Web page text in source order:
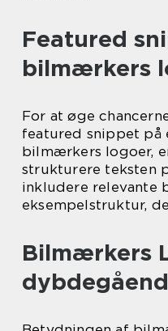
Featured
bilmærkers
For at øge
featured snippet på
bilmærkers logoer,
strukturere teksten
inkludere relevante
eksempelstruktur,
Bilmærkers